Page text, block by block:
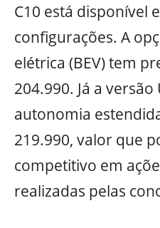
C10 está disponível
configurações. A
elétrica (BEV) tem
204.990. Já a
autonomia
219.990, valor que
competitivo em
realizadas pelas